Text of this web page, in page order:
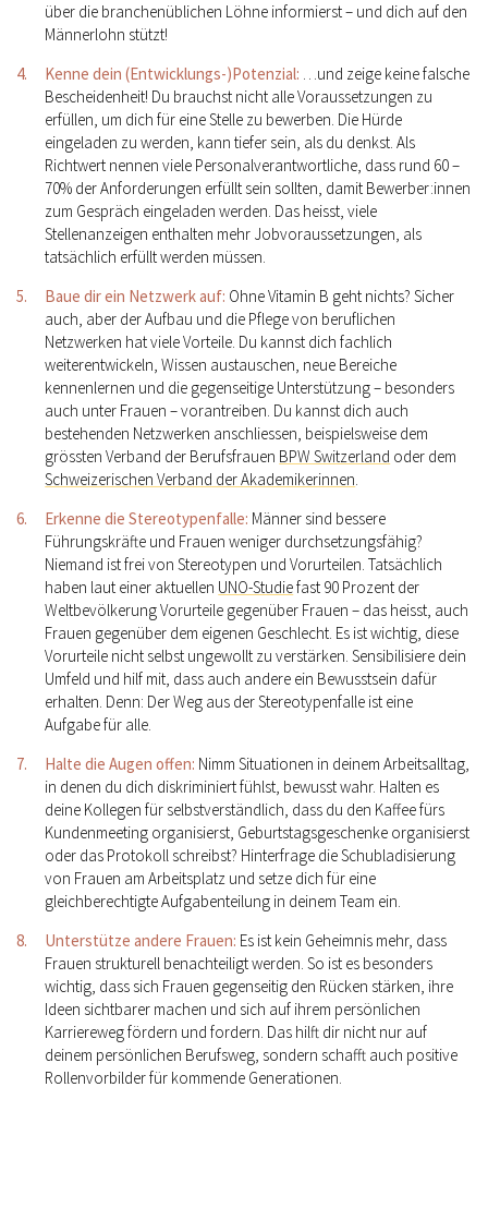
über die branchenüblichen Löhne informierst – und dich auf den
Männerlohn stützt!
Kenne dein (Entwicklungs-)Potenzial: …und zeige keine falsche
Bescheidenheit! Du brauchst nicht alle Voraussetzungen zu
erfüllen, um dich für eine Stelle zu bewerben. Die Hürde
eingeladen zu werden, kann tiefer sein, als du denkst. Als
Richtwert nennen viele Personalverantwortliche, dass rund 60 –
70% der Anforderungen erfüllt sein sollten, damit Bewerber:innen
zum Gespräch eingeladen werden. Das heisst, viele
Stellenanzeigen enthalten mehr Jobvoraussetzungen, als
tatsächlich erfüllt werden müssen.
Baue dir ein Netzwerk auf: Ohne Vitamin B geht nichts? Sicher
auch, aber der Aufbau und die Pflege von beruflichen
Netzwerken hat viele Vorteile. Du kannst dich fachlich
weiterentwickeln, Wissen austauschen, neue Bereiche
kennenlernen und die gegenseitige Unterstützung – besonders
auch unter Frauen – vorantreiben. Du kannst dich auch
bestehenden Netzwerken anschliessen, beispielsweise dem
grössten Verband der Berufsfrauen BPW Switzerland oder dem
Schweizerischen Verband der Akademikerinnen.
Erkenne die Stereotypenfalle: Männer sind bessere
Führungskräfte und Frauen weniger durchsetzungsfähig?
Niemand ist frei von Stereotypen und Vorurteilen. Tatsächlich
haben laut einer aktuellen UNO-Studiefast 90 Prozent der
Weltbevölkerung Vorurteile gegenüber Frauen – das heisst, auch
Frauen gegenüber dem eigenen Geschlecht. Es ist wichtig, diese
Vorurteile nicht selbst ungewollt zu verstärken. Sensibilisiere dein
Umfeld und hilf mit, dass auch andere ein Bewusstsein dafür
erhalten. Denn: Der Weg aus der Stereotypenfalle ist eine
Aufgabe für alle.
Halte die Augen offen: Nimm Situationen in deinem Arbeitsalltag,
in denen du dich diskriminiert fühlst, bewusst wahr. Halten es
deine Kollegen für selbstverständlich, dass du den Kaffee fürs
Kundenmeeting organisierst, Geburtstagsgeschenke organisierst
oder das Protokoll schreibst? Hinterfrage die Schubladisierung
von Frauen am Arbeitsplatz und setze dich für eine
gleichberechtigte Aufgabenteilung in deinem Team ein.
Unterstütze andere Frauen: Es ist kein Geheimnis mehr, dass
Frauen strukturell benachteiligt werden. So ist es besonders
wichtig, dass sich Frauen gegenseitig den Rücken stärken, ihre
Ideen sichtbarer machen und sich auf ihrem persönlichen
Karriereweg fördern und fordern. Das hilft dir nicht nur auf
deinem persönlichen Berufsweg, sondern schafft auch positive
Rollenvorbilder für kommende Generationen.